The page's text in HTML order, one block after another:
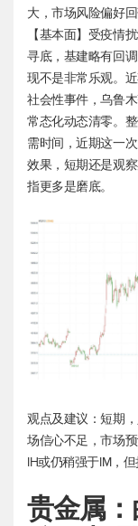
大，市场风险偏好回
【基本面】受疫情
寻底，基建略有回
现不是非常乐观。
社会性事件，乌鲁
常态化动态清零。
需时间，近期这一
效果，短期还是观
指更多是磨底。
观点及建议：短期
场信心不足，市场
IH或仍稍强于IM，但
贵金属